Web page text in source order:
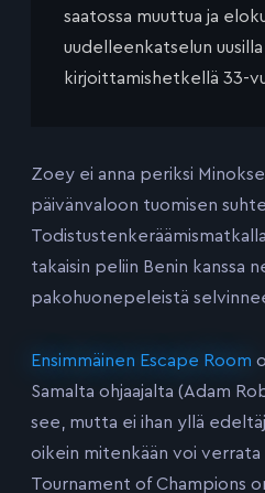
saatossa muuttua ja
uudelleenkatselun
kirjoittamishetkellä 33-
Zoey ei anna periksi
päivänvaloon tuomisen
takaisin peliin Benin kanssa
pakohuonepeleistä
Ensimmäinen Escape Room
Samalta ohjaajalta (Adam
see, mutta ei ihan yllä
oikein mitenkään voi verrata
Tournament of Champions